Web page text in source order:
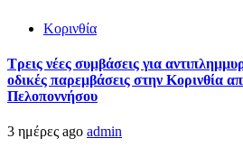
Κορινθία
Τρεις νέες συμβάσεις για
οδικές παρεμβάσεις στην Κορινθία
Πελοποννήσου
3 ημέρες ago admin